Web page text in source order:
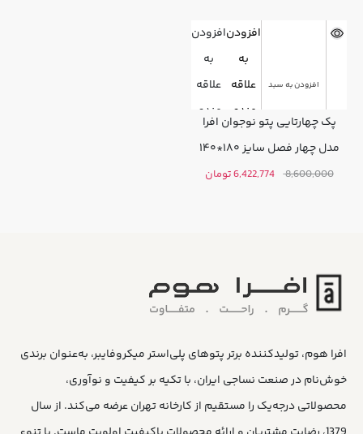
افزودن به سبد
افزودن
به
علاقه
مندی
افزودن
به
علاقه
مندی
پک چهارتایی پتو نوجوان افرا
مدل چهار فصل سایز ۱۸۰*۱۴۰
8,600,000
قیمت
6,422,774تومان
افرا هوم، تولیدکننده برتر پتوهای پلی‌استر میکروفایبر، به‌عنوان برندی
خوش‌نام در صنعت نساجی ایران، با تکیه بر کیفیت و نوآوری،
محصولاتی درجه‌یک را مستقیم از کارخانه تهران عرضه می‌کند. از سال